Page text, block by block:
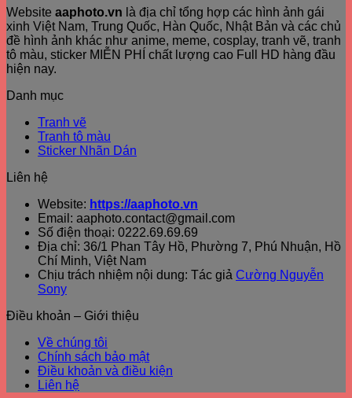
Website aaphoto.vn là địa chỉ tổng hợp các hình ảnh gái
xinh Việt Nam, Trung Quốc, Hàn Quốc, Nhật Bản và các chủ
đề hình ảnh khác như anime, meme, cosplay, tranh vẽ, tranh
tô màu, sticker MIỄN PHÍ chất lượng cao Full HD hàng đầu
hiện nay.
Danh mục
Tranh vẽ
Tranh tô màu
Sticker Nhãn Dán
Liên hệ
Website: https://aaphoto.vn
Email: aaphoto.contact@gmail.com
Số điện thoại: 0222.69.69.69
Địa chỉ: 36/1 Phan Tây Hồ, Phường 7, Phú Nhuận, Hồ
Chí Minh, Việt Nam
Chịu trách nhiệm nội dung: Tác giả Cường Nguyễn
Sony
Điều khoản – Giới thiệu
Về chúng tôi
Chính sách bảo mật
Điều khoản và điều kiện
Liên hệ